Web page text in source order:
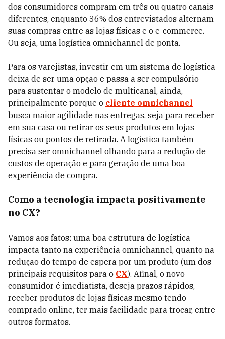
dos consumidores compram em três ou quatro canais
diferentes, enquanto 36% dos entrevistados alternam
suas compras entre as lojas físicas e o e-commerce.
Ou seja, uma logística omnichannel de ponta.
Para os varejistas, investir em um sistema de logística
deixa de ser uma opção e passa a ser compulsório
para sustentar o modelo de multicanal, ainda,
principalmente porque o cliente omnichannel
busca maior agilidade nas entregas, seja para receber
em sua casa ou retirar os seus produtos em lojas
físicas ou pontos de retirada. A logística também
precisa ser omnichannel olhando para a redução de
custos de operação e para geração de uma boa
experiência de compra.
Como a tecnologia impacta positivamente
no CX?
Vamos aos fatos: uma boa estrutura de logística
impacta tanto na experiência omnichannel, quanto na
redução do tempo de espera por um produto (um dos
principais requisitos para o CX). Afinal, o novo
consumidor é imediatista, deseja prazos rápidos,
receber produtos de lojas físicas mesmo tendo
comprado online, ter mais facilidade para trocar, entre
outros formatos.